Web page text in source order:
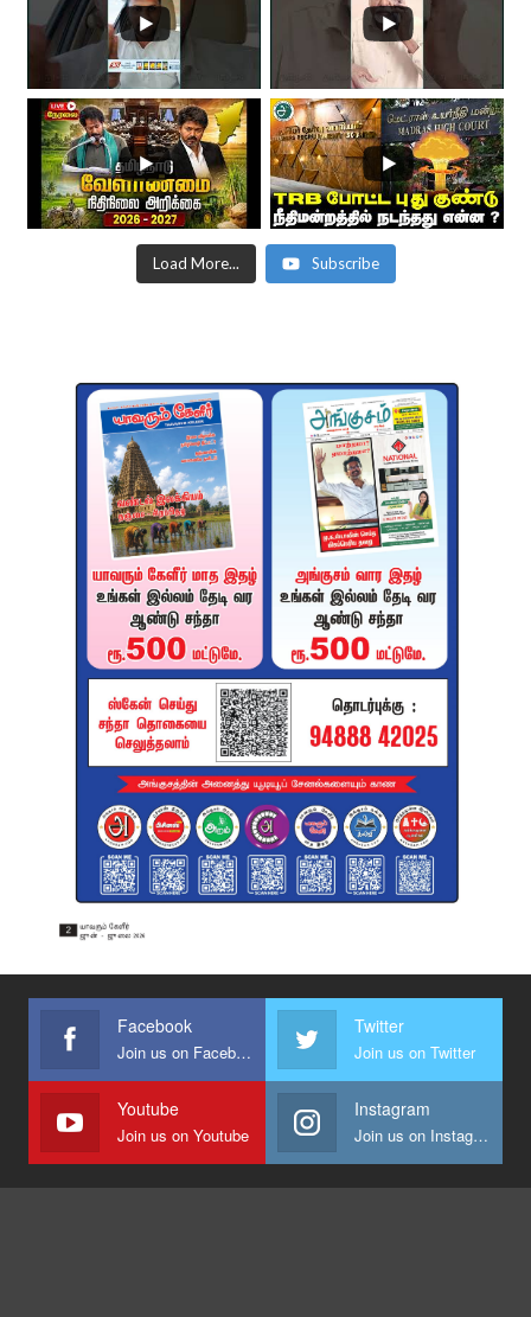
Load More... Subscribe
Facebook
Join us on Facebook
Twitter
Join us on Twitter
Youtube
Join us on Youtube
Instagram
Join us on Instagram